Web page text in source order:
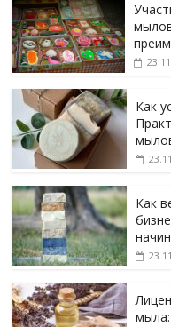
Как
Как
мыла: